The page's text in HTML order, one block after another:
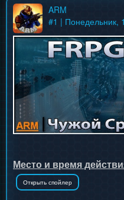
ARM
#1 | Понедельник,
Место и время